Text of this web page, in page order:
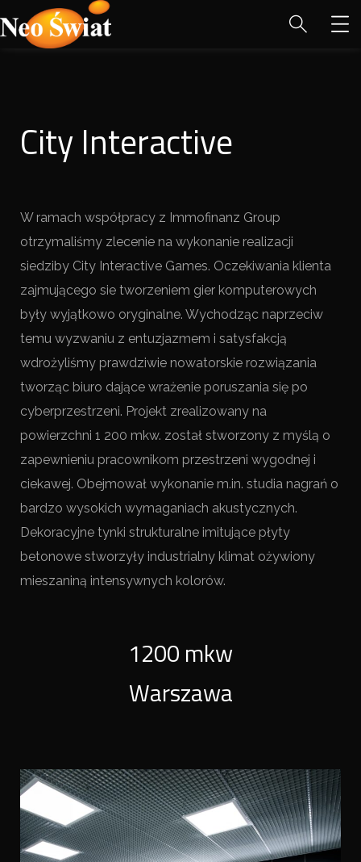
City Interactive
W ramach współpracy z Immofinanz Group
otrzymaliśmy zlecenie na wykonanie realizacji
siedziby City Interactive Games. Oczekiwania klienta
zajmującego sie tworzeniem gier komputerowych
były wyjątkowo oryginalne. Wychodząc naprzeciw
temu wyzwaniu z entuzjazmem i satysfakcją
wdrożyliśmy prawdziwie nowatorskie rozwiązania
tworząc biuro dające wrażenie poruszania się po
cyberprzestrzeni. Projekt zrealizowany na
powierzchni 1 200 mkw. został stworzony z myślą o
zapewnieniu pracownikom przestrzeni wygodnej i
ciekawej. Obejmował wykonanie m.in. studia nagrań o
bardzo wysokich wymaganiach akustycznych.
Dekoracyjne tynki strukturalne imitujące płyty
betonowe stworzyły industrialny klimat ożywiony
mieszaniną intensywnych kolorów.
1200 mkw
Warszawa